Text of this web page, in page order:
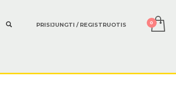
PRISIJUNGTI / REGISTRUOTIS